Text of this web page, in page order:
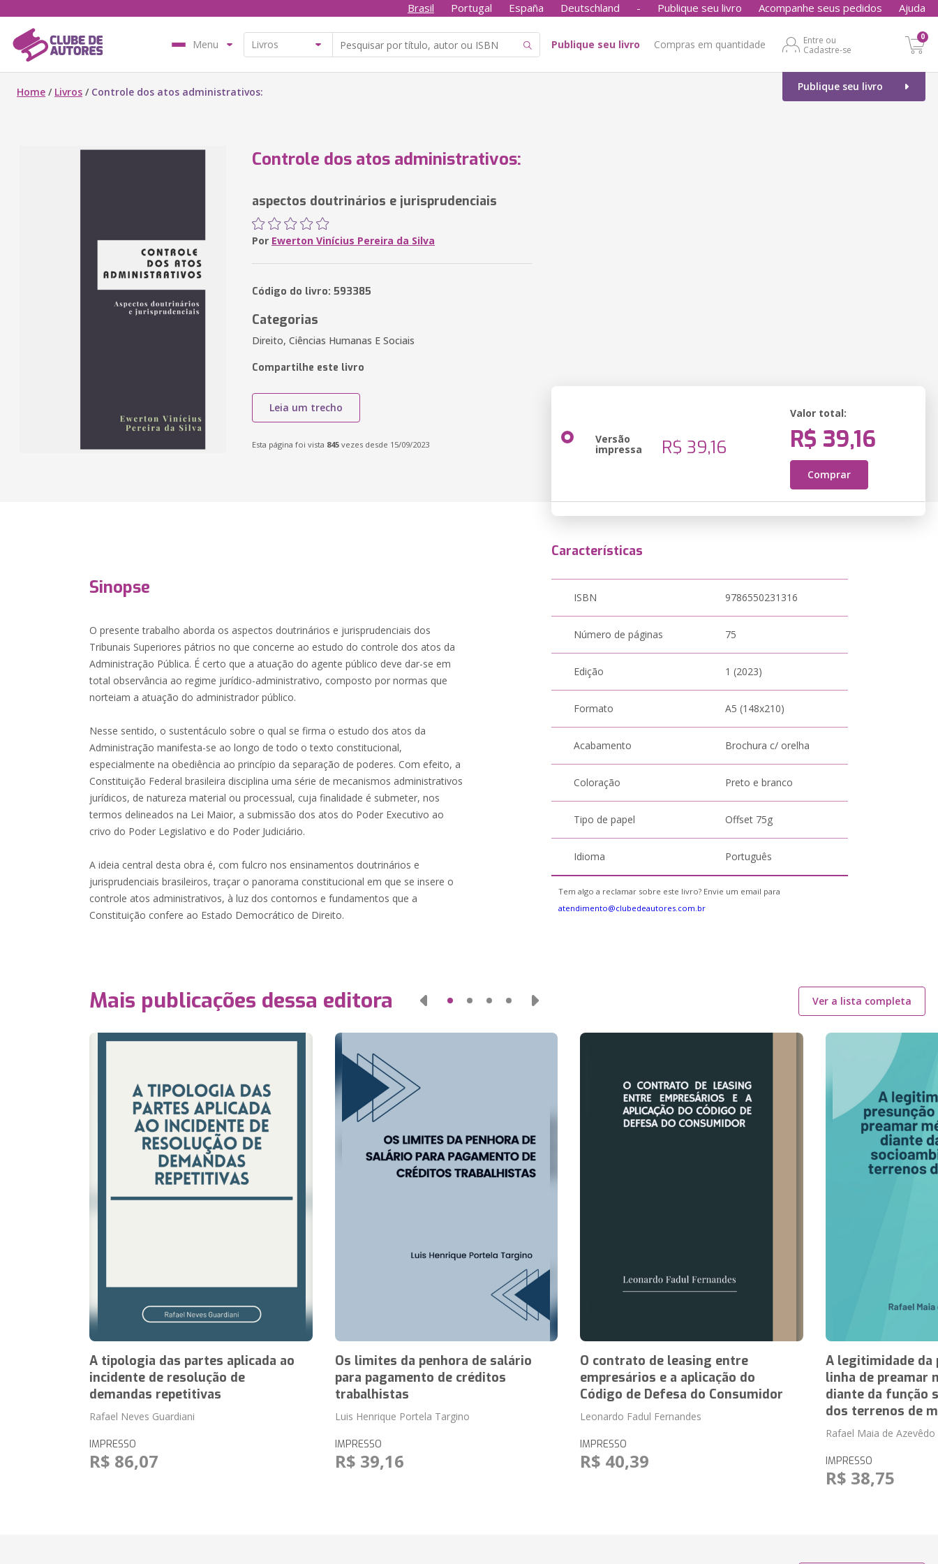
Brasil Portugal España Deutschland - Publique seu livro Acompanhe seus pedidos Ajuda
Menu Publique seu livro Compras em quantidade
Entre ou
Cadastre-se
0
Publique seu livro
Home / Livros / Controle dos atos administrativos:
Controle dos atos administrativos:
aspectos doutrinários e jurisprudenciais
Por Ewerton Vinícius Pereira da Silva
Código do livro: 593385
Categorias
Direito, Ciências Humanas E Sociais
Compartilhe este livro
Leia um trecho
Esta página foi vista 845 vezes desde 15/09/2023 Versão
impressa R$ 39,16
Valor total:
R$ 39,16
Comprar
Sinopse
O presente trabalho aborda os aspectos doutrinários e jurisprudenciais dos
Tribunais Superiores pátrios no que concerne ao estudo do controle dos atos da
Administração Pública. É certo que a atuação do agente público deve dar-se em
total observância ao regime jurídico-administrativo, composto por normas que
norteiam a atuação do administrador público.
Nesse sentido, o sustentáculo sobre o qual se firma o estudo dos atos da
Administração manifesta-se ao longo de todo o texto constitucional,
especialmente na obediência ao princípio da separação de poderes. Com efeito, a
Constituição Federal brasileira disciplina uma série de mecanismos administrativos
jurídicos, de natureza material ou processual, cuja finalidade é submeter, nos
termos delineados na Lei Maior, a submissão dos atos do Poder Executivo ao
crivo do Poder Legislativo e do Poder Judiciário.
A ideia central desta obra é, com fulcro nos ensinamentos doutrinários e
jurisprudenciais brasileiros, traçar o panorama constitucional em que se insere o
controle atos administrativos, à luz dos contornos e fundamentos que a
Constituição confere ao Estado Democrático de Direito.
Características
ISBN 9786550231316
Número de páginas 75
Edição 1 (2023)
Formato A5 (148x210)
Acabamento Brochura c/ orelha
Coloração Preto e branco
Tipo de papel Offset 75g
Idioma Português
Tem algo a reclamar sobre este livro? Envie um email para
atendimento@clubedeautores.com.br
Mais publicações dessa editora Ver a lista completa
A tipologia das partes aplicada ao
incidente de resolução de
demandas repetitivas
Rafael Neves Guardiani
IMPRESSO
R$ 86,07
Os limites da penhora de salário
para pagamento de créditos
trabalhistas
Luis Henrique Portela Targino
IMPRESSO
R$ 39,16
O contrato de leasing entre
empresários e a aplicação do
Código de Defesa do Consumidor
Leonardo Fadul Fernandes
IMPRESSO
R$ 40,39
A legitimidade da
linha de preamar
diante da função
dos terrenos de
Rafael Maia de Azevêdo
IMPRESSO
R$ 38,75